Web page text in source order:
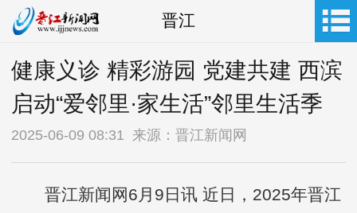
晋江
健康义诊 精彩游园 党建共建 西滨
启动“爱邻里·家生活”邻里生活季
2025-06-09 08:31 来源：晋江新闻网
晋江新闻网6月9日讯 近日，2025年晋江